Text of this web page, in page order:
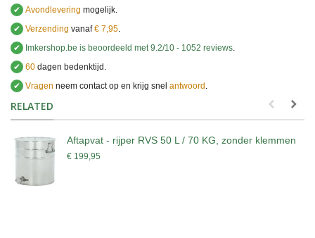
✔ Avondlevering mogelijk.
✔ Verzending vanaf€ 7,95.
✔
Imkershop.be is beoordeeld met9.2/10 - 1052 reviews.
✔ 60 dagen bedenktijd.
✔ Vragen neem contact op en krijg snel antwoord .
RELATED
Aftapvat - rijper RVS 50 L / 70 KG, zonder klemmen
€ 199,95